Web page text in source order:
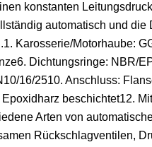
konstanten
automatisch und
Karosserie/Motorhaube:
Dichtungsringe: NBR/
16/2510. Anschluss:
beschichtet12.
Arten von
Rückschlagventilen,